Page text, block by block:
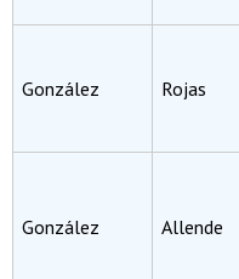
González Rojas
González Allende